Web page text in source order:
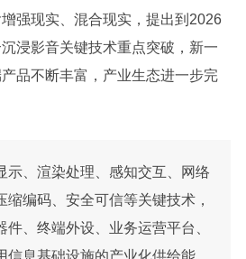
强现实、混合现实，提出到2026
浸影音关键技术重点突破，新一
品不断丰富，产业生态进一步完
示、渲染处理、感知交互、网络
缩编码、安全可信等关键技术，
件、终端外设、业务运营平台、
信息基础设施的产业化供给能